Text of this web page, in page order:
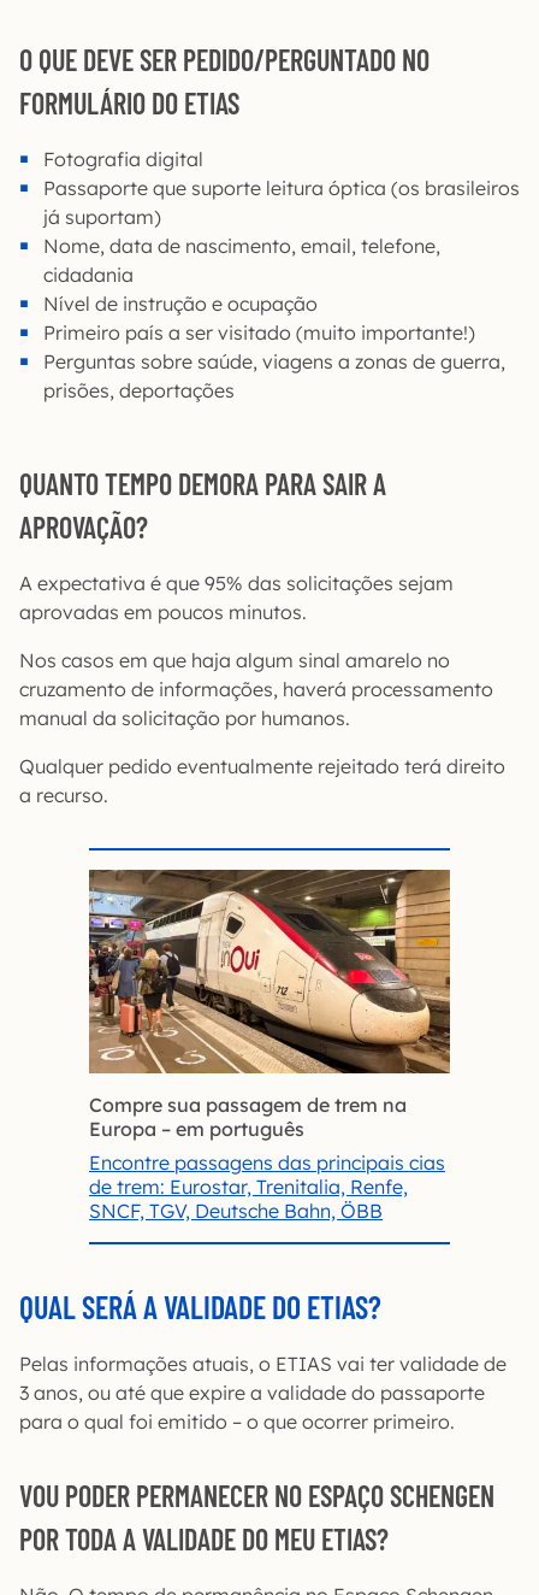
O QUE DEVE SER PEDIDO/PERGUNTADO NO
FORMULÁRIO DO ETIAS
Fotografia digital
Passaporte que suporte leitura óptica (os brasileiros
já suportam)
Nome, data de nascimento, email, telefone,
cidadania
Nível de instrução e ocupação
Primeiro país a ser visitado (muito importante!)
Perguntas sobre saúde, viagens a zonas de guerra,
prisões, deportações
QUANTO TEMPO DEMORA PARA SAIR A
APROVAÇÃO?
A expectativa é que 95% das solicitações sejam
aprovadas em poucos minutos.
Nos casos em que haja algum sinal amarelo no
cruzamento de informações, haverá processamento
manual da solicitação por humanos.
Qualquer pedido eventualmente rejeitado terá direito
a recurso.
Compre sua passagem de trem na
Europa – em português
Encontre passagens das principais cias
de trem: Eurostar, Trenitalia, Renfe,
SNCF, TGV, Deutsche Bahn, ÖBB
QUAL SERÁ A VALIDADE DO ETIAS?
Pelas informações atuais, o ETIAS vai ter validade de
3 anos, ou até que expire a validade do passaporte
para o qual foi emitido – o que ocorrer primeiro.
VOU PODER PERMANECER NO ESPAÇO SCHENGEN
POR TODA A VALIDADE DO MEU ETIAS?